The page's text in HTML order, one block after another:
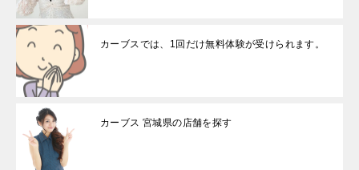
カーブスでは、1回だけ無料体験が受けられます。
カーブス 宮城県の店舗を探す